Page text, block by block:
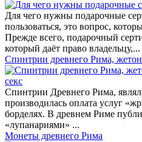
Для чего нужны подарочные
пользоваться, это вопрос,
Прежде всего, подарочный
который даёт право владельцу,...
Спинтрии древнего Рима,
Спинтрии Древнего Рима,
производилась оплата услуг
борделях. В древнем Риме
«лупанариями» ...
Монеты древнего Рима